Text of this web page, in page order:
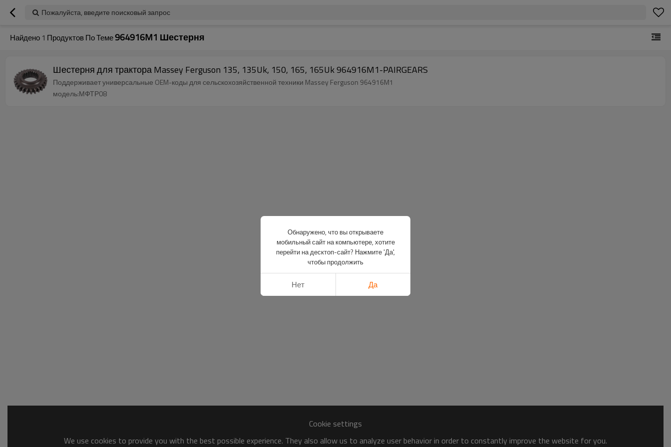
Пожалуйста, введите поисковый запрос
Найдено 1 Продуктов По Теме964916M1 Шестерня
Шестерня для трактора Massey Ferguson 135, 135Uk, 150, 165, 165Uk 964916M1-PAIRGEARS
Поддерживает универсальные OEM-коды для сельскохозяйственной техники Massey Ferguson 964916M1
модель:МФТР08
Cookie settings
We use cookies to provide you with the best possible experience. They also allow us to analyze user behavior in order to constantly improve the website for you.
Обнаружено, что вы открываете
мобильный сайт на компьютере, хотите
перейти на десктоп-сайт? Нажмите 'Да',
чтобы продолжить
Нет Да